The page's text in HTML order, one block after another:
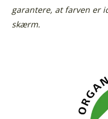
garantere, at farven er
skærm.